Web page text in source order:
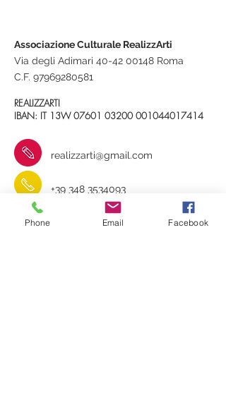
Associazione Culturale RealizzArti
Via degli Adimari 40-42 00148 Roma
C.F. 97969280581
REALIZZARTI
IBAN: IT 13W07601 03200 001044017414
realizzarti@gmail.com
+39 348 3534093
RealizzArti
Phone Email Facebook